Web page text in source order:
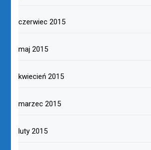
czerwiec 2015
maj 2015
kwiecień 2015
marzec 2015
luty 2015